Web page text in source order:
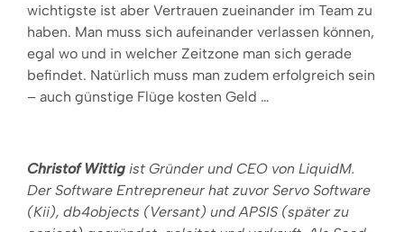
wichtigste ist aber Vertrauen zueinander im Team zu
haben. Man muss sich aufeinander verlassen können,
egal wo und in welcher Zeitzone man sich gerade
befindet. Natürlich muss man zudem erfolgreich sein
– auch günstige Flüge kosten Geld …
Christof Wittig ist Gründer und CEO von LiquidM.
Der Software Entrepreneur hat zuvor Servo Software
(Kii), db4objects (Versant) und APSIS (später zu